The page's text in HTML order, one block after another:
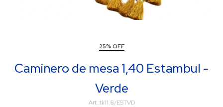
25% OFF
Caminero de mesa 1,40 Estambul -
Verde
tk11.8/ESTVD